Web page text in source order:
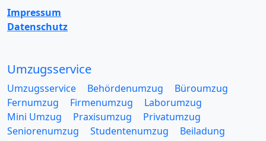
Impressum
Datenschutz
Umzugsservice
Umzugsservice Behördenumzug
Büroumzug
Fernumzug
Firmenumzug
Laborumzug
Mini Umzug
Praxisumzug
Privatumzug
Seniorenumzug
Studentenumzug
Beiladung